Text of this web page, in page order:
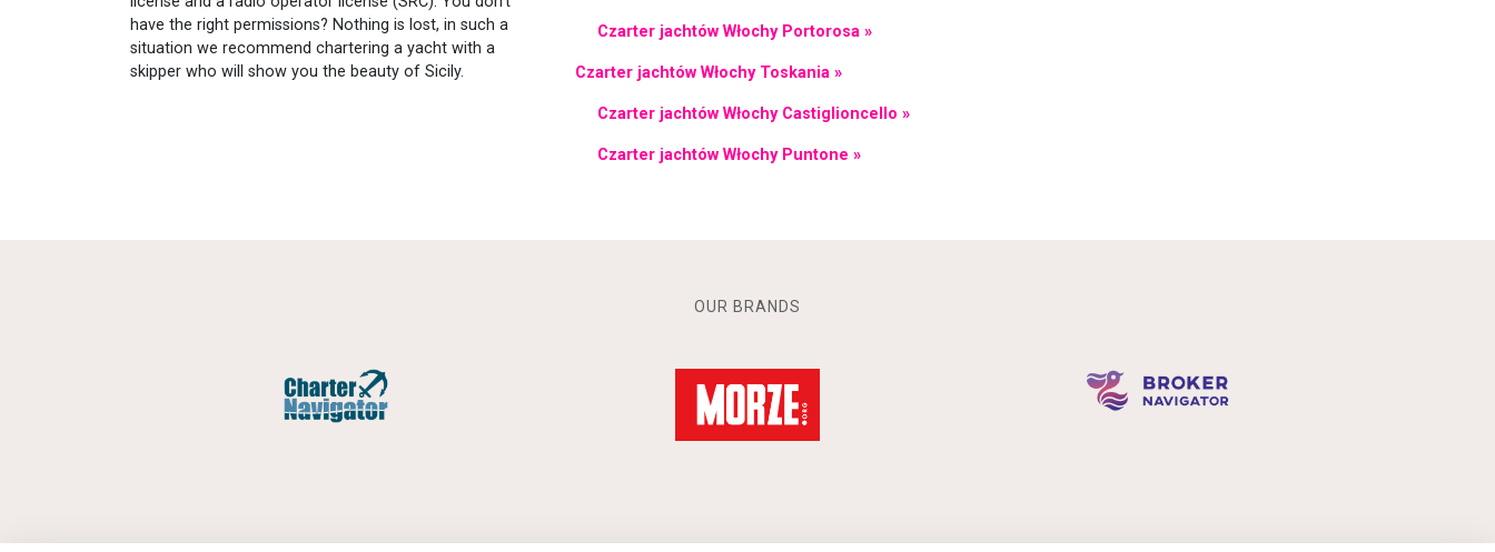
have the right permissions? Nothing is lost, in such a
situation we recommend chartering a yacht with a
skipper who will show you the beauty of Sicily.
Czarter jachtów Włochy Portorosa »
Czarter jachtów Włochy Toskania »
Czarter jachtów Włochy Castiglioncello »
Czarter jachtów Włochy Puntone »
OUR BRANDS